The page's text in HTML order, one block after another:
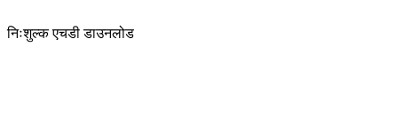
निःशुल्क एचडी डाउनलोड